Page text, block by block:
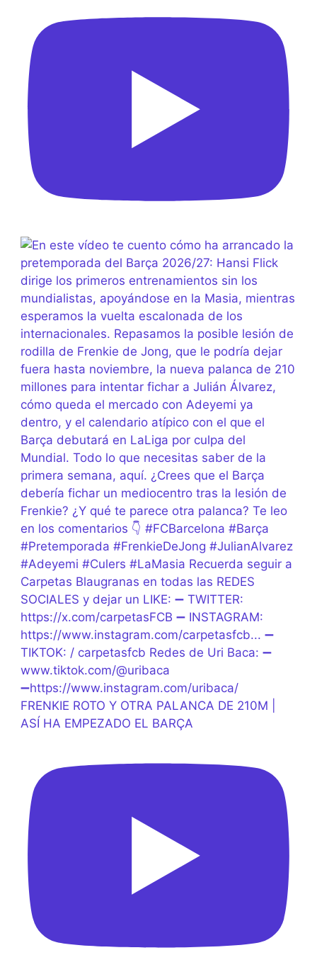
FRENKIE ROTO Y OTRA PALANCA DE 210M |
ASÍ HA EMPEZADO EL BARÇA